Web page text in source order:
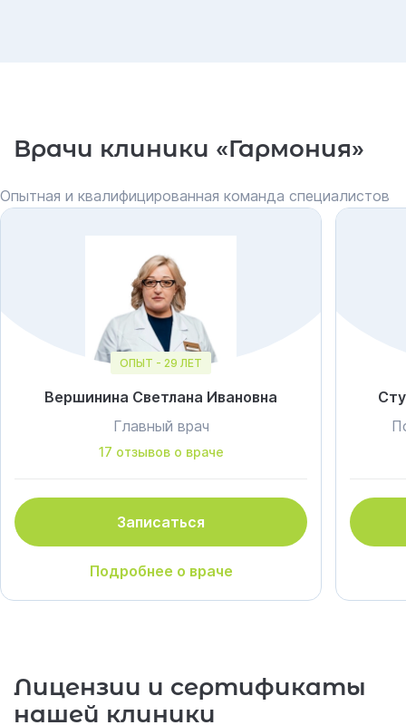
Врачи клиники «Гармония»
Опытная и квалифицированная команда специалистов
ОПЫТ - 29 ЛЕТ
Вершинина Светлана Ивановна
Главный врач
17 отзывов о враче
Записаться
Подробнее о враче
Лицензии и сертификаты
нашей клиники